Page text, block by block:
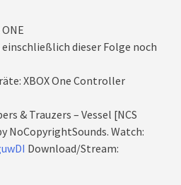
einschließlich dieser Folge noch
XBOX One Controller
& Trauzers – Vessel [NCS
NoCopyrightSounds. Watch:
Download/Stream: